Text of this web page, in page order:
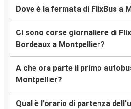
Dove è la fermata di FlixBus a
Ci sono corse giornaliere di
Bordeaux a Montpellier?
A che ora parte il primo
Montpellier?
Qual è l'orario di partenza